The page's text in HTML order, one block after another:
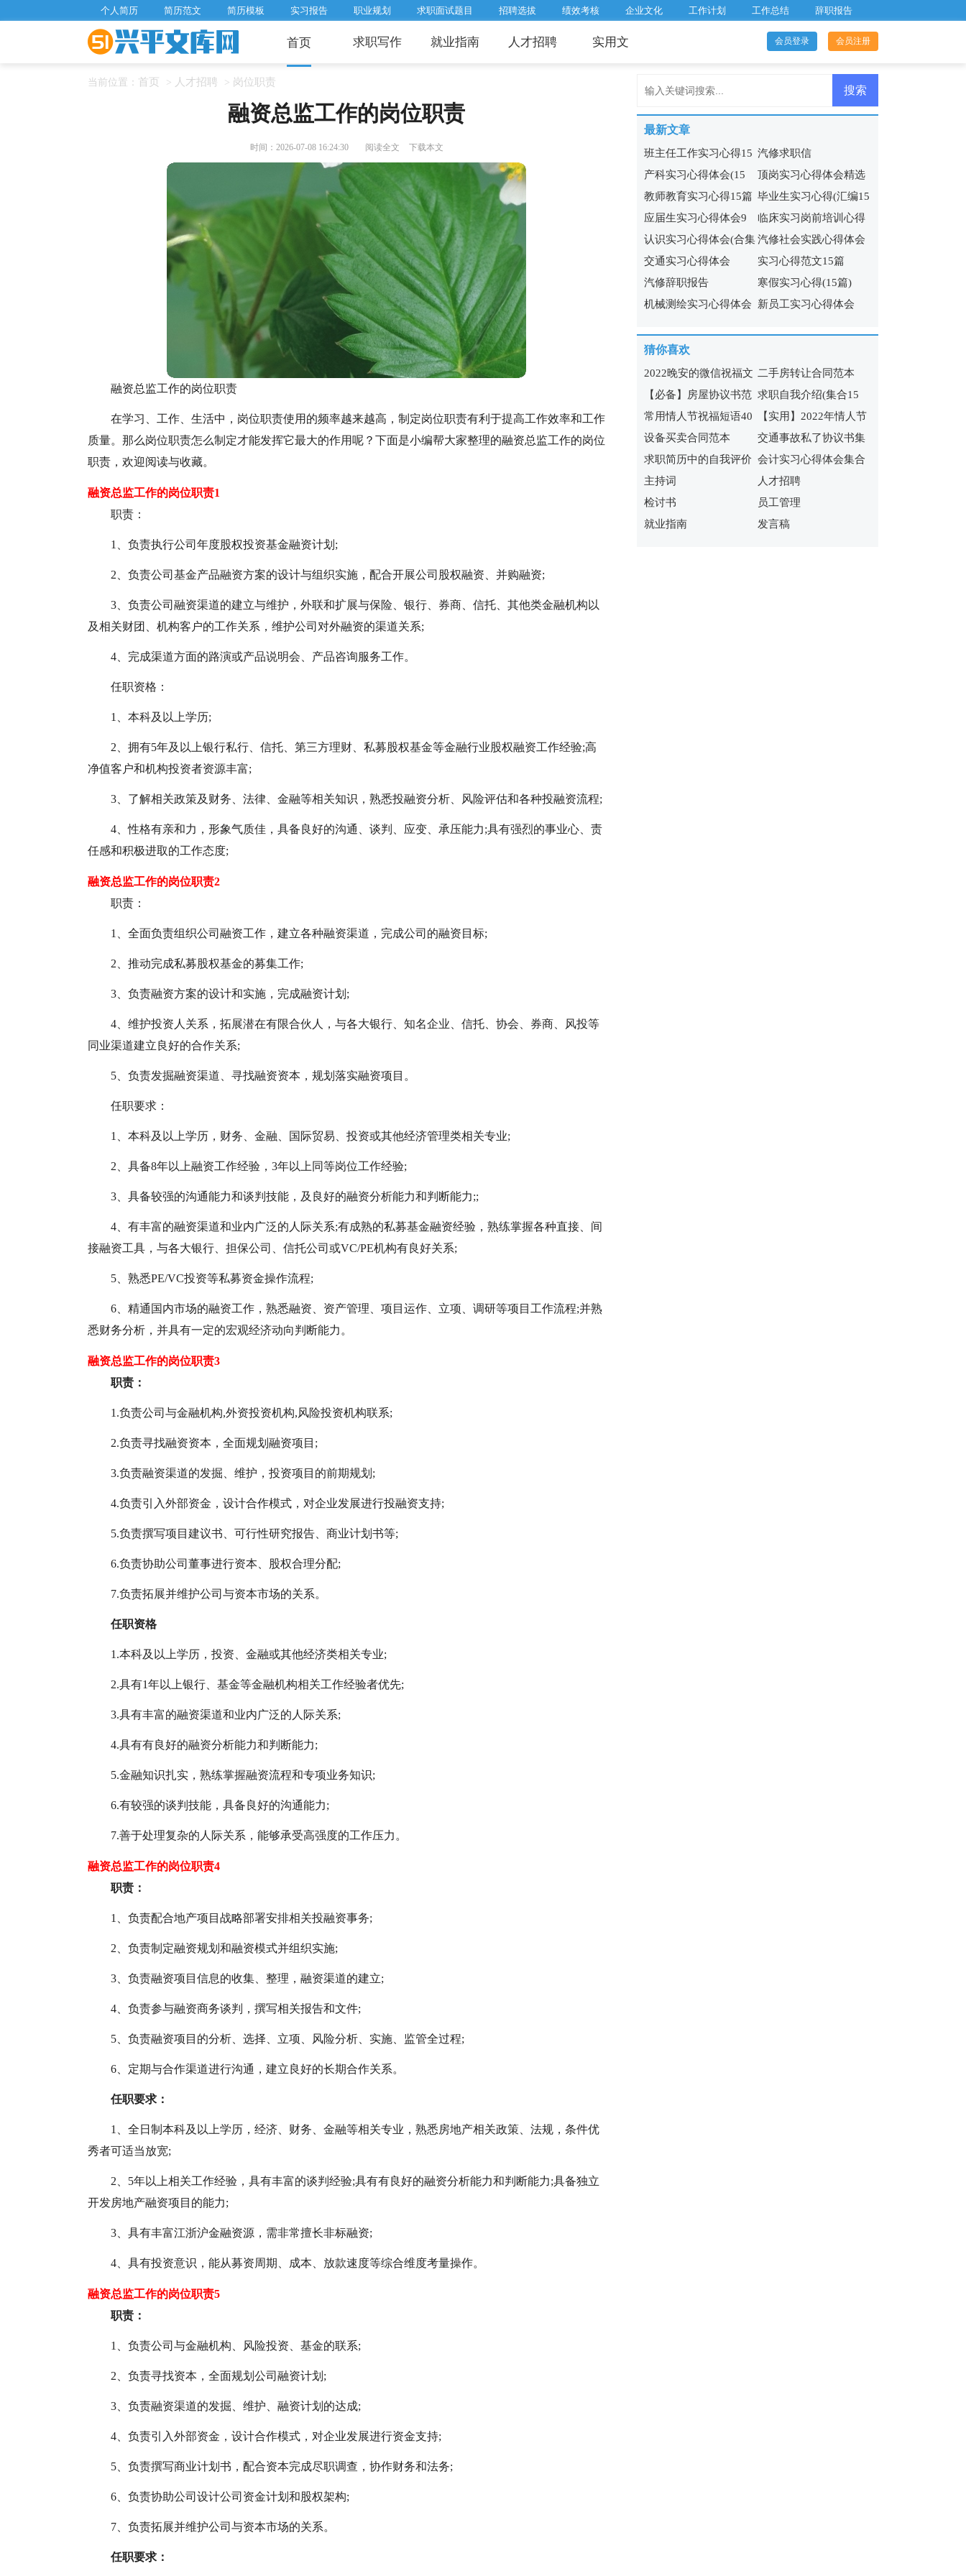
个人简历 简历范文 简历模板 实习报告 职业规划 求职面试题目 招聘选拔 绩效考核 企业文化 工作计划 工作总结 辞职报告
首页 求职写作 就业指南 人才招聘 实用文 会员登录 会员注册
当前位置： 首页 > 人才招聘 > 岗位职责
融资总监工作的岗位职责
时间：2026-07-08 16:24:30 阅读全文 下载本文
融资总监工作的岗位职责
在学习、工作、生活中，岗位职责使用的频率越来越高，制定岗位职责有利于提高工作效率和工作
质量。那么岗位职责怎么制定才能发挥它最大的作用呢？下面是小编帮大家整理的融资总监工作的岗位
职责，欢迎阅读与收藏。
融资总监工作的岗位职责1
职责：
1、负责执行公司年度股权投资基金融资计划;
2、负责公司基金产品融资方案的设计与组织实施，配合开展公司股权融资、并购融资;
3、负责公司融资渠道的建立与维护，外联和扩展与保险、银行、券商、信托、其他类金融机构以
及相关财团、机构客户的工作关系，维护公司对外融资的渠道关系;
4、完成渠道方面的路演或产品说明会、产品咨询服务工作。
任职资格：
1、本科及以上学历;
2、拥有5年及以上银行私行、信托、第三方理财、私募股权基金等金融行业股权融资工作经验;高
净值客户和机构投资者资源丰富;
3、了解相关政策及财务、法律、金融等相关知识，熟悉投融资分析、风险评估和各种投融资流程;
4、性格有亲和力，形象气质佳，具备良好的沟通、谈判、应变、承压能力;具有强烈的事业心、责
任感和积极进取的工作态度;
融资总监工作的岗位职责2
职责：
1、全面负责组织公司融资工作，建立各种融资渠道，完成公司的融资目标;
2、推动完成私募股权基金的募集工作;
3、负责融资方案的设计和实施，完成融资计划;
4、维护投资人关系，拓展潜在有限合伙人，与各大银行、知名企业、信托、协会、券商、风投等
同业渠道建立良好的合作关系;
5、负责发掘融资渠道、寻找融资资本，规划落实融资项目。
任职要求：
1、本科及以上学历，财务、金融、国际贸易、投资或其他经济管理类相关专业;
2、具备8年以上融资工作经验，3年以上同等岗位工作经验;
3、具备较强的沟通能力和谈判技能，及良好的融资分析能力和判断能力;;
4、有丰富的融资渠道和业内广泛的人际关系;有成熟的私募基金融资经验，熟练掌握各种直接、间
接融资工具，与各大银行、担保公司、信托公司或VC/PE机构有良好关系;
5、熟悉PE/VC投资等私募资金操作流程;
6、精通国内市场的融资工作，熟悉融资、资产管理、项目运作、立项、调研等项目工作流程;并熟
悉财务分析，并具有一定的宏观经济动向判断能力。
融资总监工作的岗位职责3
职责：
1.负责公司与金融机构,外资投资机构,风险投资机构联系;
2.负责寻找融资资本，全面规划融资项目;
3.负责融资渠道的发掘、维护，投资项目的前期规划;
4.负责引入外部资金，设计合作模式，对企业发展进行投融资支持;
5.负责撰写项目建议书、可行性研究报告、商业计划书等;
6.负责协助公司董事进行资本、股权合理分配;
7.负责拓展并维护公司与资本市场的关系。
任职资格
1.本科及以上学历，投资、金融或其他经济类相关专业;
2.具有1年以上银行、基金等金融机构相关工作经验者优先;
3.具有丰富的融资渠道和业内广泛的人际关系;
4.具有有良好的融资分析能力和判断能力;
5.金融知识扎实，熟练掌握融资流程和专项业务知识;
6.有较强的谈判技能，具备良好的沟通能力;
7.善于处理复杂的人际关系，能够承受高强度的工作压力。
融资总监工作的岗位职责4
职责：
1、负责配合地产项目战略部署安排相关投融资事务;
2、负责制定融资规划和融资模式并组织实施;
3、负责融资项目信息的收集、整理，融资渠道的建立;
4、负责参与融资商务谈判，撰写相关报告和文件;
5、负责融资项目的分析、选择、立项、风险分析、实施、监管全过程;
6、定期与合作渠道进行沟通，建立良好的长期合作关系。
任职要求：
1、全日制本科及以上学历，经济、财务、金融等相关专业，熟悉房地产相关政策、法规，条件优
秀者可适当放宽;
2、5年以上相关工作经验，具有丰富的谈判经验;具有有良好的融资分析能力和判断能力;具备独立
开发房地产融资项目的能力;
3、具有丰富江浙沪金融资源，需非常擅长非标融资;
4、具有投资意识，能从募资周期、成本、放款速度等综合维度考量操作。
融资总监工作的岗位职责5
职责：
1、负责公司与金融机构、风险投资、基金的联系;
2、负责寻找资本，全面规划公司融资计划;
3、负责融资渠道的发掘、维护、融资计划的达成;
4、负责引入外部资金，设计合作模式，对企业发展进行资金支持;
5、负责撰写商业计划书，配合资本完成尽职调查，协作财务和法务;
6、负责协助公司设计公司资金计划和股权架构;
7、负责拓展并维护公司与资本市场的关系。
任职要求：
最新文章
班主任工作实习心得15
篇
汽修求职信
产科实习心得体会(15
篇)
顶岗实习心得体会精选
15篇
教师教育实习心得15篇 毕业生实习心得(汇编15
篇)
应届生实习心得体会9
篇
临床实习岗前培训心得
体会
认识实习心得体会(合集
15篇)
汽修社会实践心得体会
(5篇)
交通实习心得体会
实习心得范文15篇
汽修辞职报告
寒假实习心得(15篇)
机械测绘实习心得体会
新员工实习心得体会
猜你喜欢
2022晚安的微信祝福文
案
二手房转让合同范本
【必备】房屋协议书范
文锦集九篇
求职自我介绍(集合15
篇)
常用情人节祝福短语40
条
【实用】2022年情人节
祝福短语汇编65句
设备买卖合同范本
交通事故私了协议书集
合7篇
求职简历中的自我评价
合集15篇
会计实习心得体会集合
15篇
主持词
人才招聘
检讨书
员工管理
就业指南
发言稿